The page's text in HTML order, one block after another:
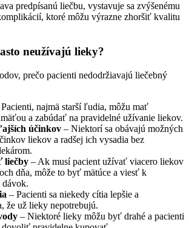
predpísanú liečbu, vystavuje sa zvýšenému
ktoré môžu výrazne zhoršiť kvalitu
neužívajú lieky?
prečo pacienti nedodržiavajú liečebný
najmä starší ľudia, môžu mať
a zabúdať na pravidelné užívanie liekov.
účinkov – Niektorí sa obávajú možných
liekov a radšej ich vysadia bez
liečby – Ak musí pacient užívať viacero liekov
dňa, môže to byť mätúce a viesť k
dávok.
– Pacienti sa niekedy cítia lepšie a
že už lieky nepotrebujú.
– Niektoré lieky môžu byť drahé a pacienti